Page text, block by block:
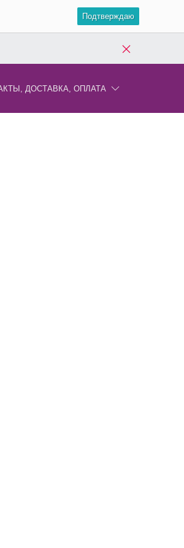
Подтверждаю
ДОСТАВКА, ОПЛАТА